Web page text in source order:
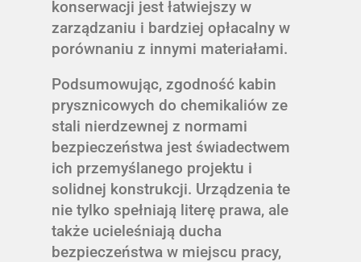
konserwacji jest łatwiejszy w
zarządzaniu i bardziej opłacalny w
porównaniu z innymi materiałami.
Podsumowując, zgodność kabin
prysznicowych do chemikaliów ze
stali nierdzewnej z normami
bezpieczeństwa jest świadectwem
ich przemyślanego projektu i
solidnej konstrukcji. Urządzenia te
nie tylko spełniają literę prawa, ale
także ucieleśniają ducha
bezpieczeństwa w miejscu pracy,